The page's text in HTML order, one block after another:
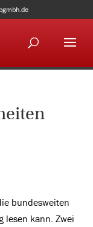
bundesweiten
lesen kann. Zwei